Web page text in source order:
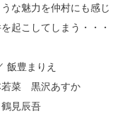
な魅力を仲村にも感じ
起こしてしまう・・・
豊まりえ
菜 黒沢あすか
見辰吾